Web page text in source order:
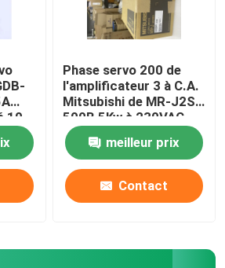
10
Phase servo 200 de
l'amplificateur 3 à C.A.
Mitsubishi de MR-J2S-
500B 5Kw à 230VAC
50/60Hz
meilleur prix
Contact